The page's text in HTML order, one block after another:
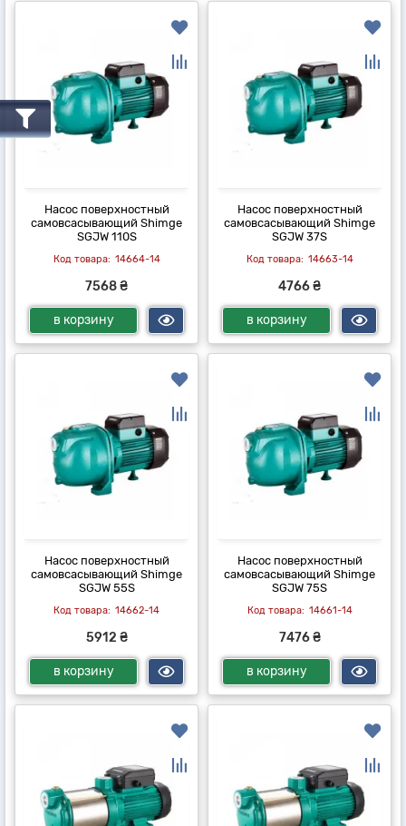
Насос поверхностный
самовсасывающий Shimge
SGJW 110S
14664-14
7568 ₴
в корзину
Насос поверхностный
самовсасывающий Shimge
SGJW 37S
14663-14
4766 ₴
в корзину
Насос поверхностный
самовсасывающий Shimge
SGJW 55S
14662-14
5912 ₴
в корзину
Насос поверхностный
самовсасывающий Shimge
SGJW 75S
14661-14
7476 ₴
в корзину